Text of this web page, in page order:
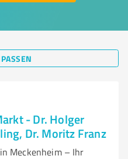
- Dr. Holger
Dr. Moritz Franz
Meckenheim – Ihr